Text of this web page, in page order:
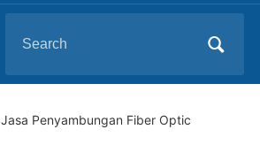
for:
Jasa Penyambungan Fiber Optic